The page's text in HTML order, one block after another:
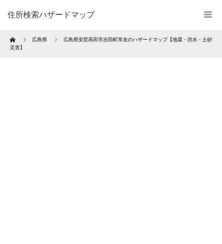
住所検索ハザードマップ
Home 広島県
広島県安芸高田市吉田町常友のハザードマップ【地震・洪水・土砂
災害】